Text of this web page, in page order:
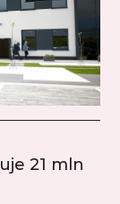
21 mln